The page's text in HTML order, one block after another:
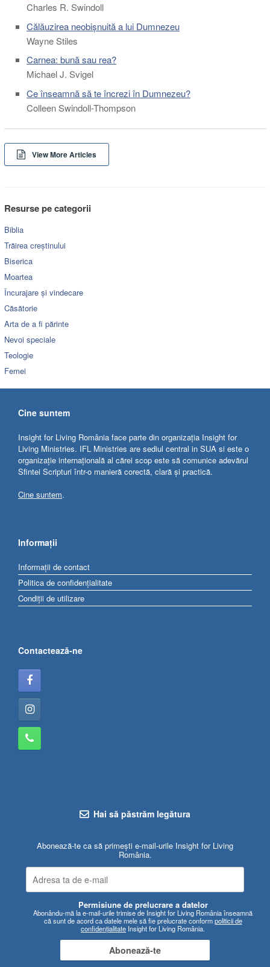
Charles R. Swindoll
Călăuzirea neobișnuită a lui Dumnezeu
Wayne Stiles
Carnea: bună sau rea?
Michael J. Svigel
Ce înseamnă să te încrezi în Dumnezeu?
Colleen Swindoll-Thompson
View More Articles
Resurse pe categorii
Biblia
Trăirea creștinului
Biserica
Moartea
Încurajare și vindecare
Căsătorie
Arta de a fi părinte
Nevoi speciale
Teologie
Femei
Cine suntem
Insight for Living România face parte din organizația Insight for
Living Ministries. IFL Ministries are sediul central in SUA si este o
organizație internațională al cărei scop este să comunice adevărul
Sfintei Scripturi într-o manieră corectă, clară și practică.
Cine suntem.
Informații
Informații de contact
Politica de confidențialitate
Condiții de utilizare
Contactează-ne
Hai să păstrăm legătura
Abonează-te ca să primești e-mail-urile Insight for Living
România.
Permisiune de prelucrare a datelor
Abonându-mă la e-mail-urile trimise de Insight for Living România înseamnă
că sunt de acord ca datele mele să fie prelucrate conformpoliticii de
confidențialitate Insight for Living România.